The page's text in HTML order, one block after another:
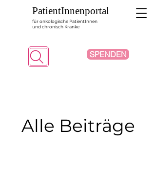
PatientInnenportal
für onkologische PatientInnen
und chronisch Kranke
Suche SPENDEN
Alle Beiträge